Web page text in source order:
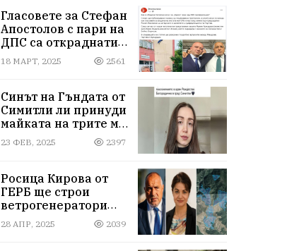
Гласовете за Стефан
Апостолов с пари на
ДПС са откраднати
от Иван Герчев,
медия бухалка го
18 МАРТ, 2025 2561
Синът на Гъндата от
Симитли ли принуди
майката на трите му
деца да се самоубие?
Къде са
23 ФЕВ, 2025 2397
Росица Кирова от
ГЕРБ ще строи
ветрогенератори
върху пасища в
Осоговската планина
28 АПР, 2025 2039